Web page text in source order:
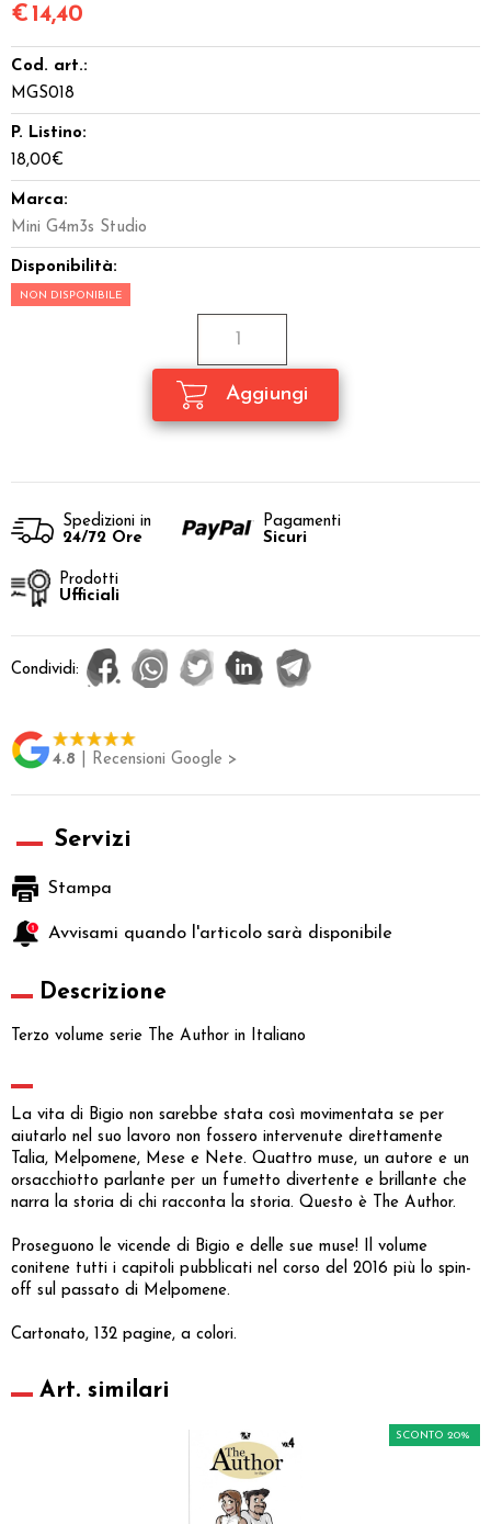
€ 14,40
Cod. art.:
MGS018
P. Listino:
18,00€
Marca:
Mini G4m3s Studio
Disponibilità:
NON DISPONIBILE
Spedizioni in
24/72 Ore
Pagamenti
Sicuri
Prodotti
Ufficiali
Condividi:
4.8 | Recensioni Google >
Servizi
Stampa
Avvisami quando l'articolo sarà disponibile
Descrizione
Terzo volume serie The Author in Italiano
La vita di Bigio non sarebbe stata così movimentata se per
aiutarlo nel suo lavoro non fossero intervenute direttamente
Talia, Melpomene, Mese e Nete. Quattro muse, un autore e un
orsacchiotto parlante per un fumetto divertente e brillante che
narra la storia di chi racconta la storia. Questo è The Author.
Proseguono le vicende di Bigio e delle sue muse! Il volume
conitene tutti i capitoli pubblicati nel corso del 2016 più lo spin-
off sul passato di Melpomene.
Cartonato, 132 pagine, a colori.
Art. similari
SCONTO 20%